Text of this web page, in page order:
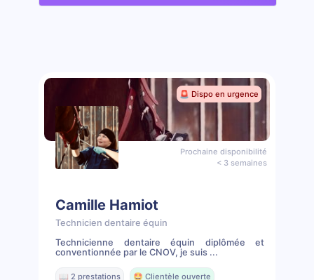
🚨 Dispo en urgence
Prochaine disponibilité
< 3 semaines
Camille Hamiot
Technicien dentaire équin
Technicienne dentaire équin diplômée et
conventionnée par le CNOV, je suis ...
📖 2 prestations 🤩 Clientèle ouverte